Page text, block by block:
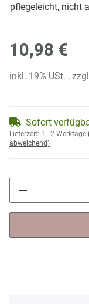
pflegeleicht, nicht
10,98 €
inkl. 19% USt. ,
Sofort
Lieferzeit: 1 - 2 Werktage
abweichend)